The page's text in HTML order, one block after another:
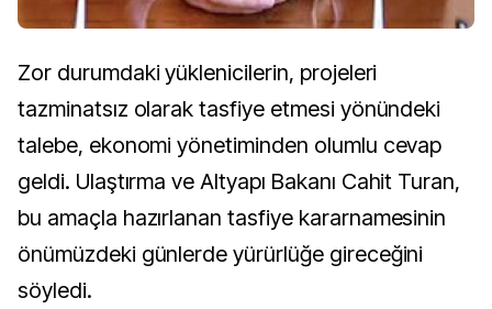
Zor durumdaki yüklenicilerin, projeleri
tazminatsız olarak tasfiye etmesi yönündeki
talebe, ekonomi yönetiminden olumlu cevap
geldi. Ulaştırma ve Altyapı Bakanı Cahit Turan,
bu amaçla hazırlanan tasfiye kararnamesinin
önümüzdeki günlerde yürürlüğe gireceğini
söyledi.